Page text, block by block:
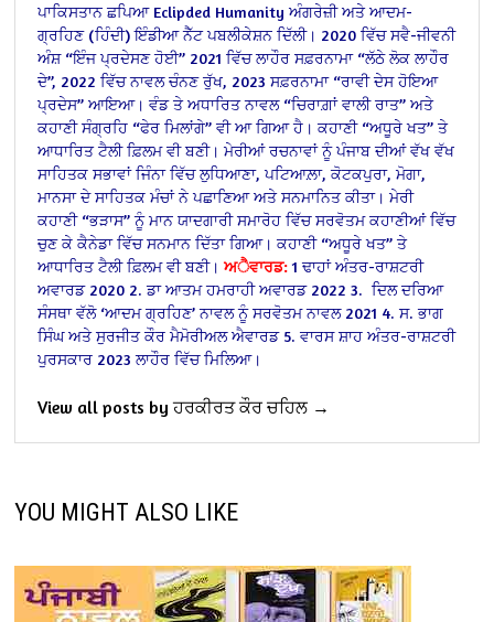
ਪਾਕਿਸਤਾਨ ਛਪਿਆ Eclipded Humanity ਅੰਗਰੇਜ਼ੀਅਤੇ ਆਦਮ-
ਗ੍ਰਹਿਣ (ਹਿੰਦੀ) ਇੰਡੀਆ ਨੈੱਟ ਪਬਲੀਕੇਸ਼ਨ ਦਿੱਲੀ। 2020 ਵਿੱਚ ਸਵੈ-ਜੀਵਨੀ
ਅੰਸ਼ “ਇੰਜ ਪ੍ਰਦੇਸਣ ਹੋਈ” 2021 ਵਿੱਚ ਲਾਹੌਰ ਸਫ਼ਰਨਾਮਾ “ਲੱਠੇ ਲੋਕ ਲਾਹੌਰ
ਦੇ”, 2022 ਵਿੱਚ ਨਾਵਲ ਚੰਨਣ ਰੁੱਖ, 2023 ਸਫ਼ਰਨਾਮਾ “ਰਾਵੀ ਦੇਸ ਹੋਇਆ
ਪ੍ਰਦੇਸ” ਆਇਆ। ਵੰਡ ਤੇ ਅਧਾਰਿਤ ਨਾਵਲ “ਚਿਰਾਗ਼ਾਂ ਵਾਲੀ ਰਾਤ” ਅਤੇ
ਕਹਾਣੀ ਸੰਗ੍ਰਹਿ “ਫੇਰ ਮਿਲਾਂਗੇ” ਵੀ ਆ ਗਿਆ ਹੈ। ਕਹਾਣੀ “ਅਧੂਰੇ ਖਤ” ਤੇ
ਆਧਾਰਿਤ ਟੈਲੀ ਫ਼ਿਲਮ ਵੀ ਬਣੀ। ਮੇਰੀਆਂ ਰਚਨਾਵਾਂ ਨੂੰ ਪੰਜਾਬ ਦੀਆਂ ਵੱਖ ਵੱਖ
ਸਾਹਿਤਕ ਸਭਾਵਾਂ ਜਿੰਨਾ ਵਿੱਚ ਲੁਧਿਆਣਾ, ਪਟਿਆਲ਼ਾ, ਕੋਟਕਪੁਰਾ, ਮੋਗਾ,
ਮਾਨਸਾ ਦੇ ਸਾਹਿਤਕ ਮੰਚਾਂ ਨੇ ਪਛਾਣਿਆ ਅਤੇ ਸਨਮਾਨਿਤ ਕੀਤਾ। ਮੇਰੀ
ਕਹਾਣੀ “ਭੜਾਸ” ਨੂੰ ਮਾਨ ਯਾਦਗਾਰੀ ਸਮਾਰੋਹ ਵਿੱਚ ਸਰਵੋਤਮ ਕਹਾਣੀਆਂ ਵਿੱਚ
ਚੁਣ ਕੇ ਕੈਨੇਡਾ ਵਿੱਚ ਸਨਮਾਨ ਦਿੱਤਾ ਗਿਆ। ਕਹਾਣੀ “ਅਧੂਰੇ ਖਤ” ਤੇ
ਆਧਾਰਿਤ ਟੈਲੀ ਫ਼ਿਲਮ ਵੀ ਬਣੀ।ਅੈਵਾਰਡ: 1 ਢਾਹਾਂ ਅੰਤਰ-ਰਾਸ਼ਟਰੀ
ਅਵਾਰਡ 2020 2. ਡਾ ਆਤਮ ਹਮਰਾਹੀ ਅਵਾਰਡ 2022 3. ਦਿਲ ਦਰਿਆ
ਸੰਸਥਾ ਵੱਲੋ ‘ਆਦਮ ਗ੍ਰਹਿਣ’ ਨਾਵਲ ਨੂੰ ਸਰਵੋਤਮ ਨਾਵਲ 2021 4. ਸ. ਭਾਗ
ਸਿੰਘ ਅਤੇ ਸੁਰਜੀਤ ਕੌਰ ਮੈਮੋਰੀਅਲ ਐਵਾਰਡ 5. ਵਾਰਸ ਸ਼ਾਹ ਅੰਤਰ-ਰਾਸ਼ਟਰੀ
ਪੁਰਸਕਾਰ 2023 ਲਾਹੌਰ ਵਿੱਚ ਮਿਲਿਆ।
View all posts by ਹਰਕੀਰਤ ਕੌਰ ਚਹਿਲ →
YOU MIGHT ALSO LIKE